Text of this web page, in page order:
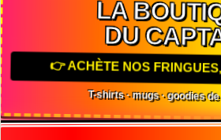
LA
DU
👉 ACHÈTE NOS
T-shirts · mugs · goodies de